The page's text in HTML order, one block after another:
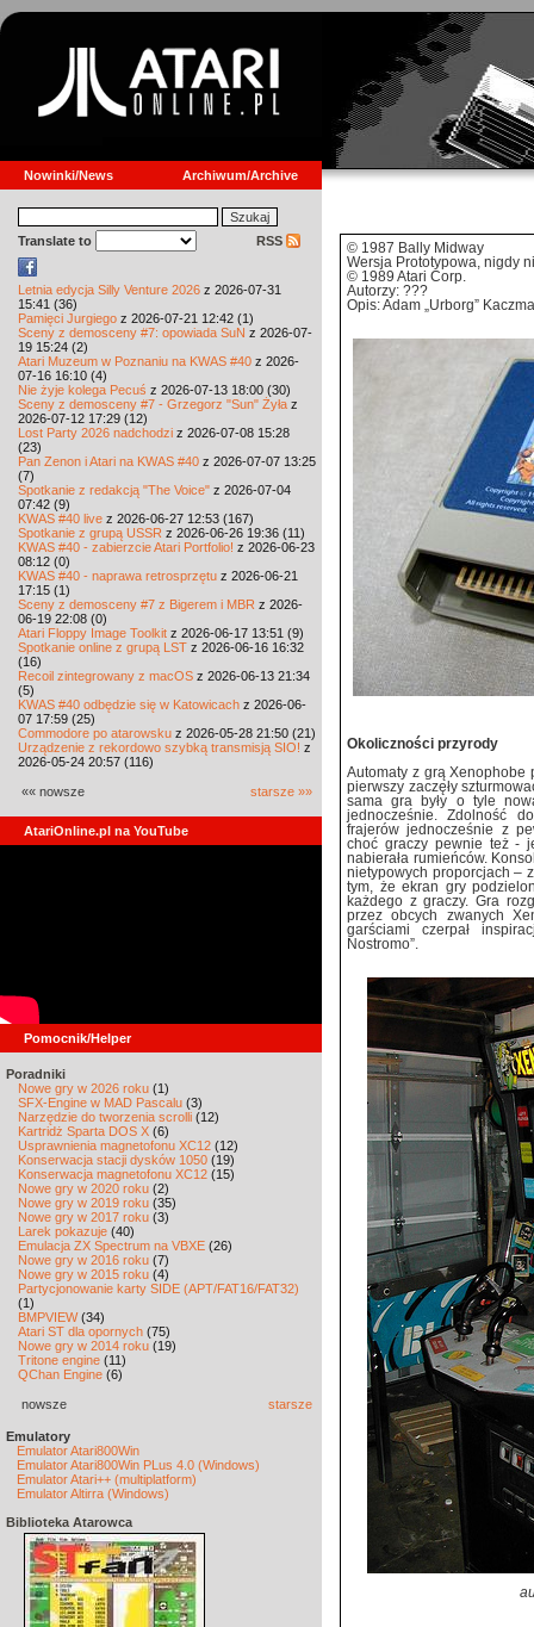
Nowinki/News Archiwum/Archive
Translate to RSS
Letnia edycja Silly Venture 2026 z 2026-07-31
15:41 (36)
Pamięci Jurgiego z 2026-07-21 12:42 (1)
Sceny z demosceny #7: opowiada SuN z 2026-07-
19 15:24 (2)
Atari Muzeum w Poznaniu na KWAS #40 z 2026-
07-16 16:10 (4)
Nie żyje kolega Pecuś z 2026-07-13 18:00 (30)
Sceny z demosceny #7 - Grzegorz "Sun" Żyła z
2026-07-12 17:29 (12)
Lost Party 2026 nadchodzi z 2026-07-08 15:28
(23)
Pan Zenon i Atari na KWAS #40 z 2026-07-07 13:25
(7)
Spotkanie z redakcją "The Voice" z 2026-07-04
07:42 (9)
KWAS #40 live z 2026-06-27 12:53 (167)
Spotkanie z grupą USSR z 2026-06-26 19:36 (11)
KWAS #40 - zabierzcie Atari Portfolio! z 2026-06-23
08:12 (0)
KWAS #40 - naprawa retrosprzętu z 2026-06-21
17:15 (1)
Sceny z demosceny #7 z Bigerem i MBR z 2026-
06-19 22:08 (0)
Atari Floppy Image Toolkit z 2026-06-17 13:51 (9)
Spotkanie online z grupą LST z 2026-06-16 16:32
(16)
Recoil zintegrowany z macOS z 2026-06-13 21:34
(5)
KWAS #40 odbędzie się w Katowicach z 2026-06-
07 17:59 (25)
Commodore po atarowsku z 2026-05-28 21:50 (21)
Urządzenie z rekordowo szybką transmisją SIO! z
2026-05-24 20:57 (116)
«« nowsze starsze »»
AtariOnline.pl na YouTube
Pomocnik/Helper
Poradniki
Nowe gry w 2026 roku (1)
SFX-Engine w MAD Pascalu (3)
Narzędzie do tworzenia scrolli (12)
Kartridż Sparta DOS X (6)
Usprawnienia magnetofonu XC12 (12)
Konserwacja stacji dysków 1050 (19)
Konserwacja magnetofonu XC12 (15)
Nowe gry w 2020 roku (2)
Nowe gry w 2019 roku (35)
Nowe gry w 2017 roku (3)
Larek pokazuje (40)
Emulacja ZX Spectrum na VBXE (26)
Nowe gry w 2016 roku (7)
Nowe gry w 2015 roku (4)
Partycjonowanie karty SIDE (APT/FAT16/FAT32)
(1)
BMPVIEW(34)
Atari ST dla opornych (75)
Nowe gry w 2014 roku (19)
Tritone engine (11)
QChan Engine (6)
nowsze starsze
Emulatory
Emulator Atari800Win
Emulator Atari800Win PLus 4.0 (Windows)
Emulator Atari++ (multiplatform)
Emulator Altirra (Windows)
Biblioteka Atarowca
© 1987 Bally Midway
Wersja Prototypowa, nigdy
© 1989 Atari Corp.
Autorzy: ???
Opis: Adam „Urborg”
Okoliczności przyrody
Automaty z grą Xenophobe
pierwszy zaczęły
sama gra były o tyle
jednocześnie. Zdolność
frajerów jednocześnie z
choć graczy pewnie też -
nabierała rumieńców.
nietypowych proporcjach –
tym, że ekran gry
każdego z graczy. Gra
przez obcych zwanych
garściami czerpał
Nostromo”.